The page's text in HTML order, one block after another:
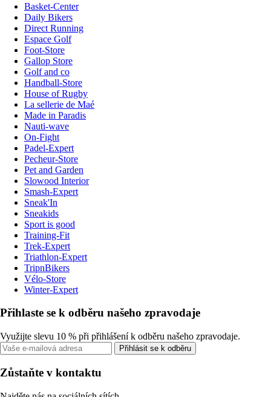
Basket-Center
Daily Bikers
Direct Running
Espace Golf
Foot-Store
Gallop Store
Golf and co
Handball-Store
House of Rugby
La sellerie de Maé
Made in Paradis
Nauti-wave
On-Fight
Padel-Expert
Pecheur-Store
Pet and Garden
Slowood Interior
Smash-Expert
Sneak'In
Sneakids
Sport is good
Training-Fit
Trek-Expert
Triathlon-Expert
TripnBikers
Vélo-Store
Winter-Expert
Přihlaste se k odběru našeho zpravodaje
Využijte slevu 10 % při přihlášení k odběru našeho zpravodaje.
Přihlásit se k odběru
Zůstaňte v kontaktu